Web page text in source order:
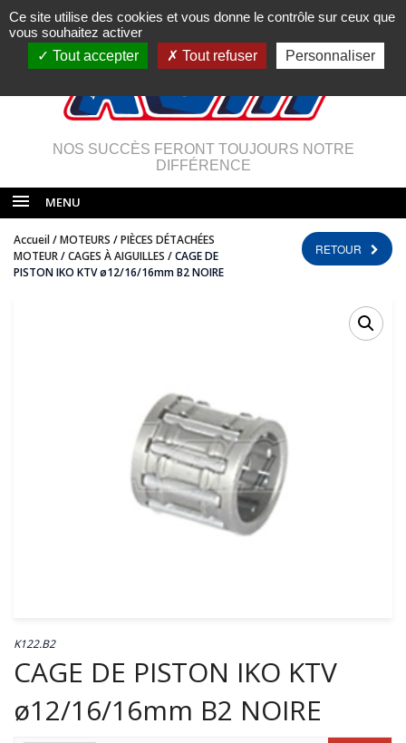
NOS SUCCÈS FERONT TOUJOURS NOTRE
DIFFÉRENCE
MENU
Accueil/MOTEURS /PIÈCES DÉTACHÉES
MOTEUR/CAGES À AIGUILLES / CAGE DE
PISTON IKO KTV ø12/16/16mm B2 NOIRE
RETOUR
K122.B2
CAGE DE PISTON IKO KTV
ø12/16/16mm B2 NOIRE
Ce site utilise des cookies et vous donne le contrôle sur ceux que
vous souhaitez activer
Tout accepter
Tout refuser Personnaliser